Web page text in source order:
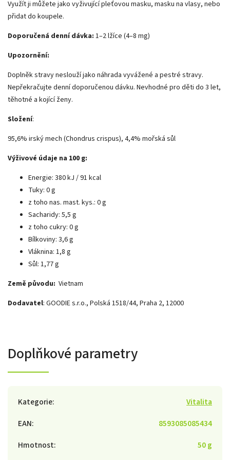
Využít ji můžete jako vyživující pleťovou masku, masku na vlasy, nebo
přidat do koupele.
Doporučená denní dávka: 1–2 lžíce (4–8 mg)
Upozornění:
Doplněk stravy neslouží jako náhrada vyvážené a pestré stravy.
Nepřekračujte denní doporučenou dávku. Nevhodné pro děti do 3 let,
těhotné a kojící ženy.
Složení:
95,6% irský mech (Chondrus crispus), 4,4% mořská sůl
Výživové údaje na 100 g:
Energie: 380 kJ / 91 kcal
Tuky: 0 g
z toho nas. mast. kys.: 0 g
Sacharidy: 5,5 g
z toho cukry: 0 g
Bílkoviny: 3,6 g
Vláknina: 1,8 g
Sůl: 1,77 g
Země původu: Vietnam
Dodavatel: GOODIE s.r.o., Polská 1518/44, Praha 2, 12000
Doplňkové parametry
Kategorie:
Vitalita
EAN:
8593085085434
Hmotnost:
50 g